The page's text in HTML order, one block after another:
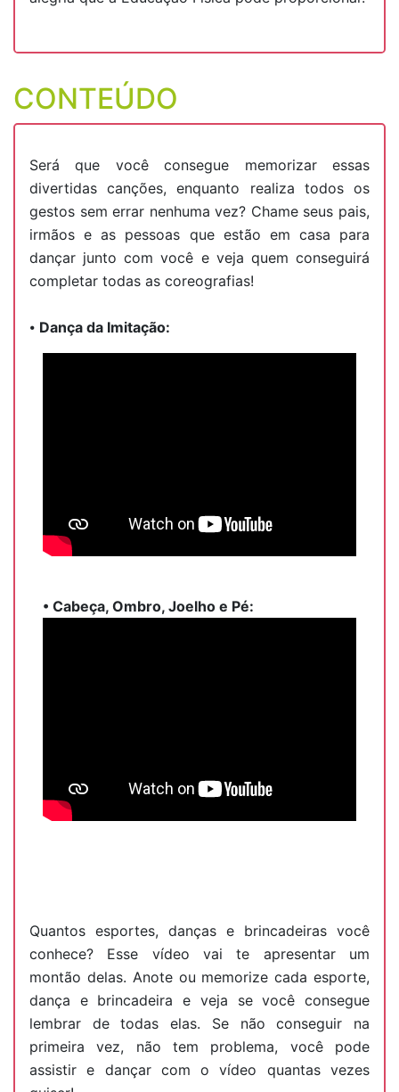
CONTEÚDO
Será que você consegue memorizar essas
divertidas canções, enquanto realiza todos os
gestos sem errar nenhuma vez? Chame seus pais,
irmãos e as pessoas que estão em casa para
dançar junto com você e veja quem conseguirá
completar todas as coreografias!
⦁ Dança da Imitação:
⦁ Cabeça, Ombro, Joelho e Pé:
Quantos esportes, danças e brincadeiras você
conhece? Esse vídeo vai te apresentar um
montão delas. Anote ou memorize cada esporte,
dança e brincadeira e veja se você consegue
lembrar de todas elas. Se não conseguir na
primeira vez, não tem problema, você pode
assistir e dançar com o vídeo quantas vezes